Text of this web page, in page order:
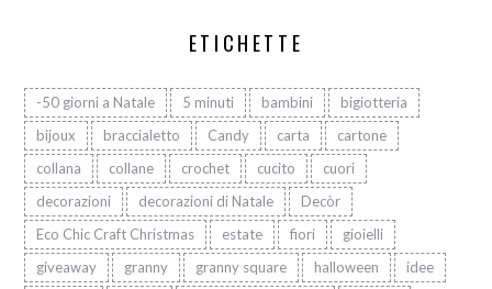
ETICHETTE
-50 giorni a Natale 5 minuti bambini
bigiotteria
bijoux
braccialetto Candy carta
cartone
collana
collane crochet cucito
cuori
decorazioni
decorazioni di Natale
Decòr
Eco Chic Craft Christmas
estate fiori
gioielli
giveaway
granny granny square halloween
idee